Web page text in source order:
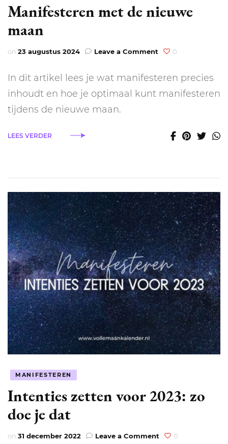
Manifesteren met de nieuwe
maan
on 23 augustus 2024 Leave a Comment on
de
nieuwe
0
In dit artikel lees je wat manifesteren precies
inhoudt en hoe je optimaal kunt manifesteren
tijdens de nieuwe maan.
LEES VERDER
MANIFESTEREN
Intenties zetten voor 2023: zo
doe je dat
on 31 december 2022 Leave a Comment on
0